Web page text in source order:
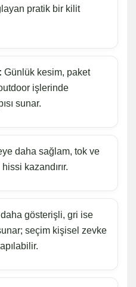
pratik bir kilit
Günlük kesim, paket
işlerinde
sunar.
daha sağlam, tok ve
kazandırır.
gösterişli, gri ise
seçim kişisel zevke